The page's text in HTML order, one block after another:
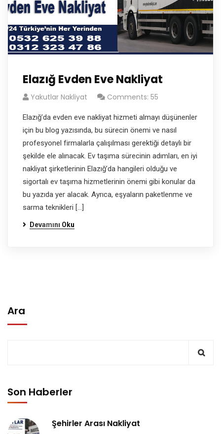
Elazığ Evden Eve Nakliyat
Yakutlar Nakliyat Comments: 55
Elazığ’da evden eve nakliyat hizmeti almayı düşünenler
için bu blog yazısında, bu sürecin önemi ve nasıl
profesyonel firmalarla çalışılması gerektiği detaylı bir
şekilde ele alınacak. Ev taşıma sürecinin adımları, en iyi
nakliyat şirketlerinin Elazığ’da hangileri olduğu ve
sigortalı ev taşıma hizmetlerinin önemi gibi konular da
bu yazıda yer alacak. Ayrıca, eşyaların paketlenme ve
sarma teknikleri […]
Devamını Oku
Ara
Son Haberler
Şehirler Arası Nakliyat